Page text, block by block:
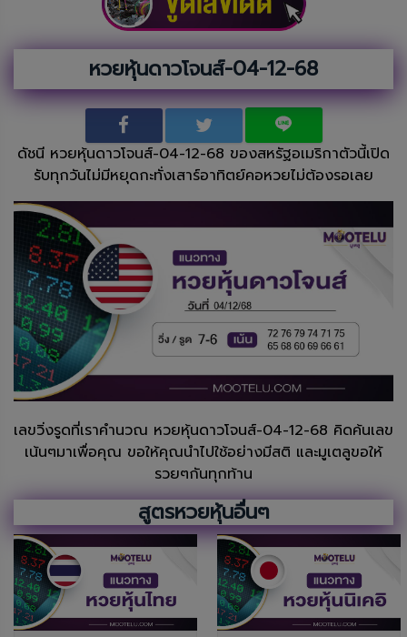
หวยหุ้นดาวโจนส์-04-12-68
ดัชนี หวยหุ้นดาวโจนส์-04-12-68 ของสหรัฐอเมริกาตัวนี้เปิด
รับทุกวันไม่มีหยุดกะทั่งเสาร์อาทิตย์คอหวยไม่ต้องรอเลย
เลขวิ่งรูดที่เราคำนวณ หวยหุ้นดาวโจนส์-04-12-68 คิดค้นเลข
เน้นๆมาเพื่อคุณ ขอให้คุณนำไปใช้อย่างมีสติ และมูเตลูขอให้
รวยๆกันทุกท้าน
สูตรหวยหุ้นอื่นๆ